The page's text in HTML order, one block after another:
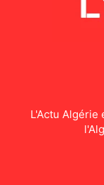
L'Actu Algérie